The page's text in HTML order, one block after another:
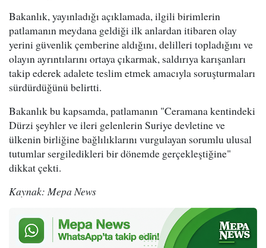
Bakanlık, yayınladığı açıklamada, ilgili birimlerin
patlamanın meydana geldiği ilk anlardan itibaren olay
yerini güvenlik çemberine aldığını, delilleri topladığını ve
olayın ayrıntılarını ortaya çıkarmak, saldırıya karışanları
takip ederek adalete teslim etmek amacıyla soruşturmaları
sürdürdüğünü belirtti.
Bakanlık bu kapsamda, patlamanın "Ceramana kentindeki
Dürzi şeyhler ve ileri gelenlerin Suriye devletine ve
ülkenin birliğine bağlılıklarını vurgulayan sorumlu ulusal
tutumlar sergiledikleri bir dönemde gerçekleştiğine"
dikkat çekti.
Kaynak: Mepa News